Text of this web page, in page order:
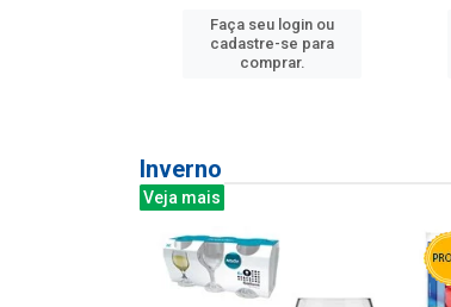
Faça seu login ou
cadastre-se para
comprar.
Inverno
Veja mais